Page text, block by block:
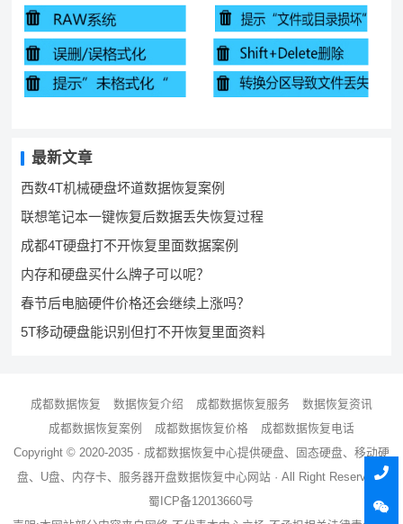
最新文章
西数4T机械硬盘坏道数据恢复案例
联想笔记本一键恢复后数据丢失恢复过程
成都4T硬盘打不开恢复里面数据案例
内存和硬盘买什么牌子可以呢？
春节后电脑硬件价格还会继续上涨吗？
5T移动硬盘能识别但打不开恢复里面资料
成都数据恢复 数据恢复介绍 成都数据恢复服务
数据恢复资讯
成都数据恢复案例
成都数据恢复价格
成都数据恢复电话
Copyright © 2020-2035 · 成都数据恢复中心提供硬盘、固态硬盘、移动硬
盘、U盘、内存卡、服务器开盘数据恢复中心网站 · All Right Reserved ·
蜀ICP备12013660号